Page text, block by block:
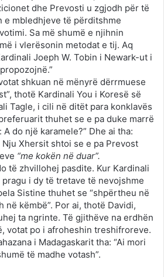
dhe Prevosti u zgjodh për të
e mbledhjeve të përditshme
Sa më shumë e njihnin
i vlerësonin metodat e tij. Aq
Joeph W. Tobin i Newark-ut i
shkuan në mënyrë dërrmuese
thotë Kardinali You i Koresë së
Tagle, i cili në ditët para konklavës
thuhet se e pa duke marrë
do një karamele?” Dhe ai tha:
Nju Xhersit shtoi se e pa Prevost
“me kokën në duar”.
të zhvillohej pasdite. Kur Kardinali
i dy të tretave të nevojshme
Sistine thuhet se “shpërtheu në
këmbë”. Por ai, thotë Davidi,
ta ngrinte. Të gjithëve na erdhën
votat po i afroheshin treshifroreve.
i Madagaskarit tha: “Ai mori
të madhe votash”.